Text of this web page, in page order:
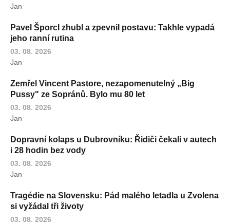
Jan
Pavel Šporcl zhubl a zpevnil postavu: Takhle vypadá
jeho ranní rutina
03. 08. 2026
Jan
Zemřel Vincent Pastore, nezapomenutelný „Big
Pussy" ze Sopránů. Bylo mu 80 let
03. 08. 2026
Jan
Dopravní kolaps u Dubrovníku: Řidiči čekali v autech
i 28 hodin bez vody
03. 08. 2026
Jan
Tragédie na Slovensku: Pád malého letadla u Zvolena
si vyžádal tři životy
03. 08. 2026